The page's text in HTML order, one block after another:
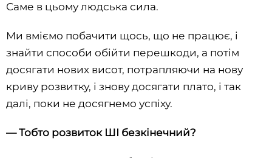
Саме в цьому людська сила.
Ми вміємо побачити щось, що не працює, і
знайти способи обійти перешкоди, а потім
досягати нових висот, потрапляючи на нову
криву розвитку, і знову досягати плато, і так
далі, поки не досягнемо успіху.
— Тобто розвиток ШІ безкінечний?